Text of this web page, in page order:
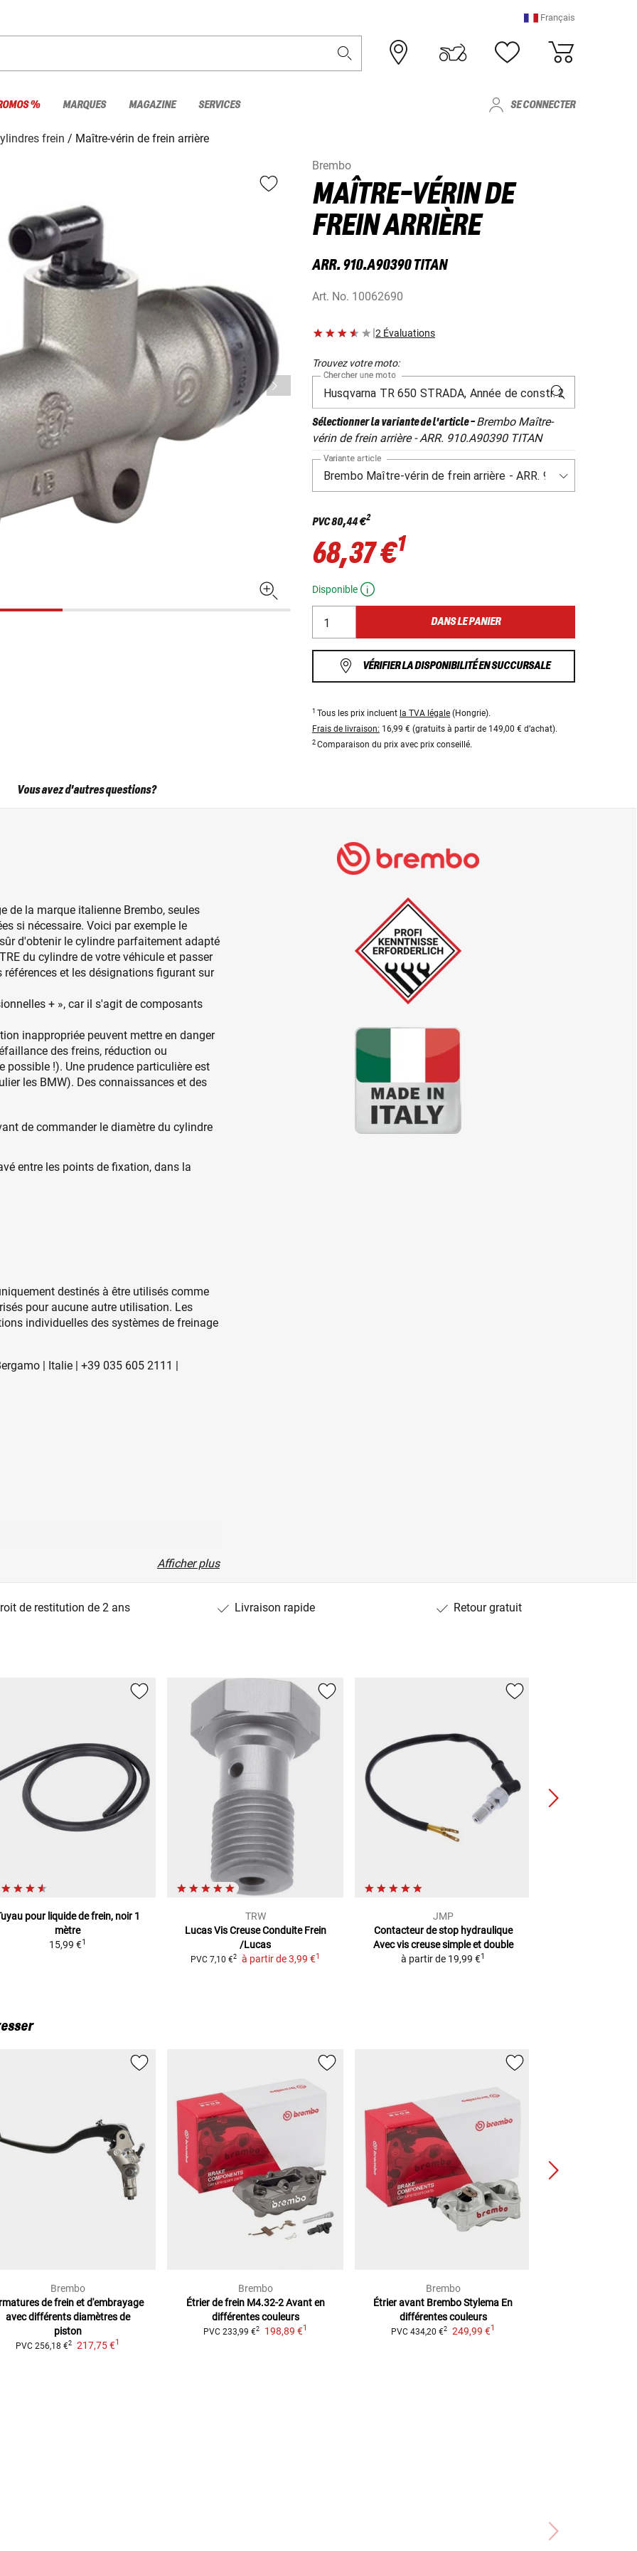
Français
% MARQUES MAGAZINE SERVICES SE CONNECTER
frein
Maître-vérin de frein arrière
Brembo
MAÎTRE-VÉRIN DE
FREIN ARRIÈRE
ARR. 910.A90390 TITAN
Art. No. 10062690
|2 Évaluations
Trouvez votre moto:
Chercher une moto
Sélectionner la variante de l'article-Brembo Maître-
vérin de frein arrière - ARR. 910.A90390 TITAN
Variante article
PVC80,44 €2
68,37 €1
Disponible
DANS LE PANIER
VÉRIFIER LA DISPONIBILITÉ EN SUCCURSALE
1 Tous les prix incluent la TVA légale (Hongrie).
Frais de livraison: 16,99 € (gratuits à partir de 149,00 € d’achat).
2 Comparaison du prix avec prix conseillé.
de la marque italienne Brembo, seules
si nécessaire. Voici par exemple le
d'obtenir le cylindre parfaitement adapté
du cylindre de votre véhicule et passer
et les désignations figurant sur
+ », car il s'agit de composants
inappropriée peuvent mettre en danger
des freins, réduction ou
!). Une prudence particulière est
les BMW). Des connaissances et des
de commander le diamètre du cylindre
entre les points de fixation, dans la
destinés à être utilisés comme
pour aucune autre utilisation. Les
individuelles des systèmes de freinage
| Italie | +39 035 605 2111 |
(SCRM/17)
Afficher plus
Vous avez d'autres questions?
de restitution de 2 ans Livraison rapide Retour gratuit
pour liquide de frein, noir 1
mètre
15,99 €1
TRW
Lucas Vis Creuse Conduite Frein
/Lucas
PVC 7,10 €2 à partir de 3,99 €1
JMP
Contacteur de stop hydraulique
Avec vis creuse simple et double
à partir de 19,99 €1
Brembo
de frein et d'embrayage
avec différents diamètres de
piston
PVC 256,18 €2 217,75 €1
Brembo
Étrier de frein M4.32-2 Avant en
différentes couleurs
PVC 233,99 €2 198,89 €1
Brembo
Étrier avant Brembo Stylema En
différentes couleurs
PVC 434,20 €2 249,99 €1